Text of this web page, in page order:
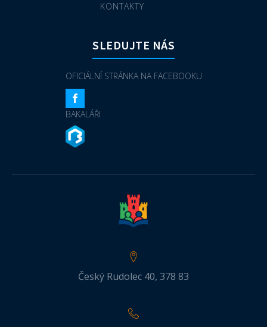
KONTAKTY
SLEDUJTE NÁS
OFICIÁLNÍ STRÁNKA NA FACEBOOKU
BAKALÁŘI
Český Rudolec 40, 378 83